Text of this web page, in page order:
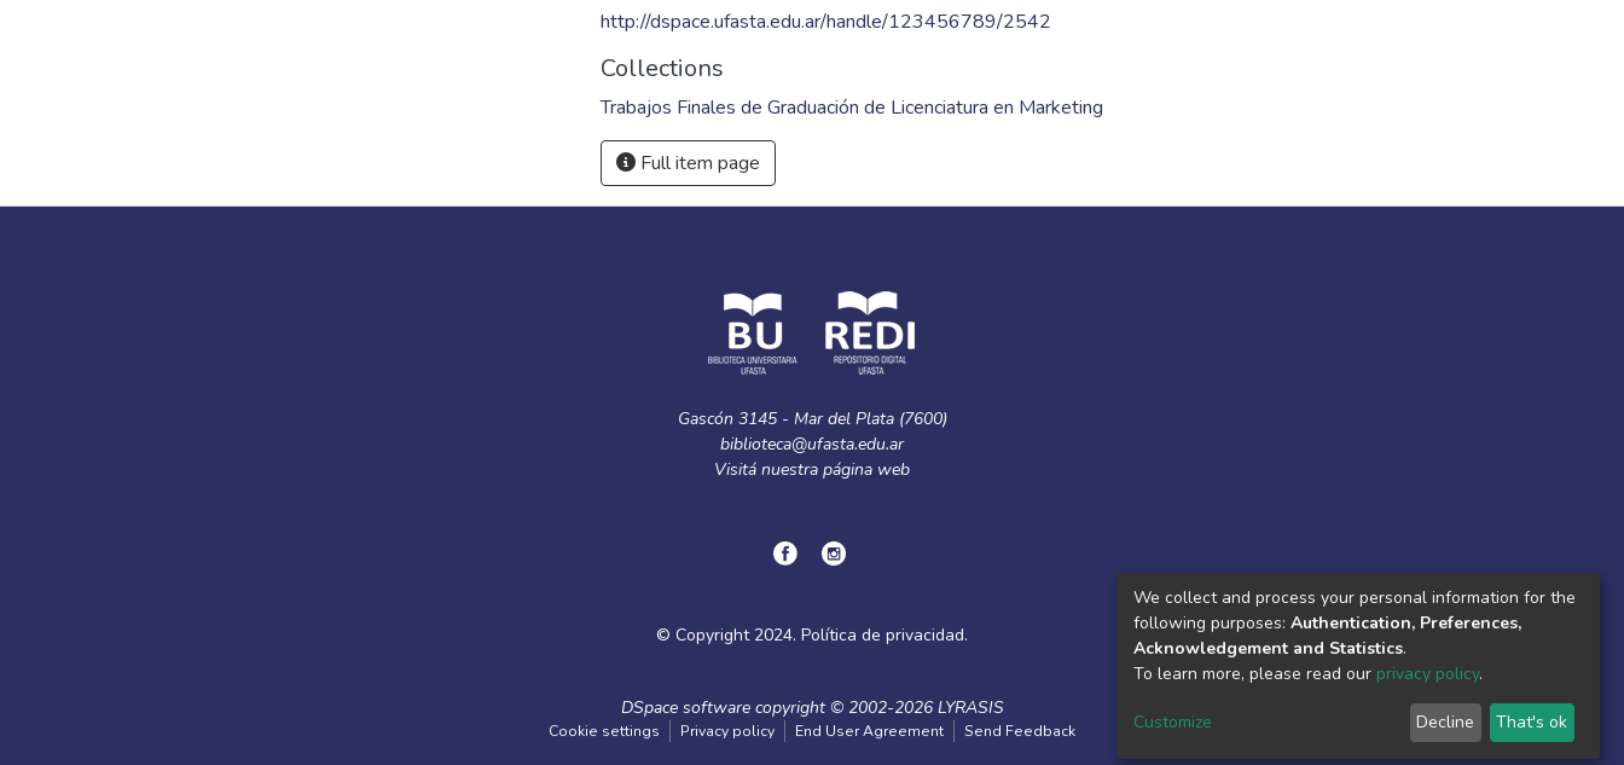
http://dspace.ufasta.edu.ar/handle/123456789/2542
Collections
Trabajos Finales de Graduación de Licenciatura en Marketing
Full item page
Gascón 3145 - Mar del Plata (7600)
biblioteca@ufasta.edu.ar
Visitá nuestra página web
© Copyright 2024. Política de privacidad.
DSpace softwarecopyright © 2002-2026LYRASIS
Cookie settings Privacy policy End User Agreement Send Feedback
We collect and process your personal information for the
following purposes: Authentication, Preferences,
Acknowledgement and Statistics.
To learn more, please read our privacy policy.
Customize Decline That's ok